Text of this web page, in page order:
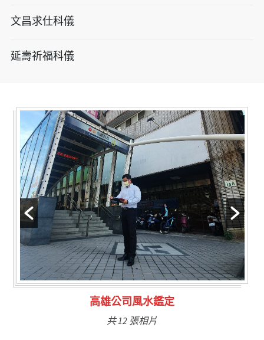
文昌求仕科儀
延壽祈福科儀
林氏福主量子生基造